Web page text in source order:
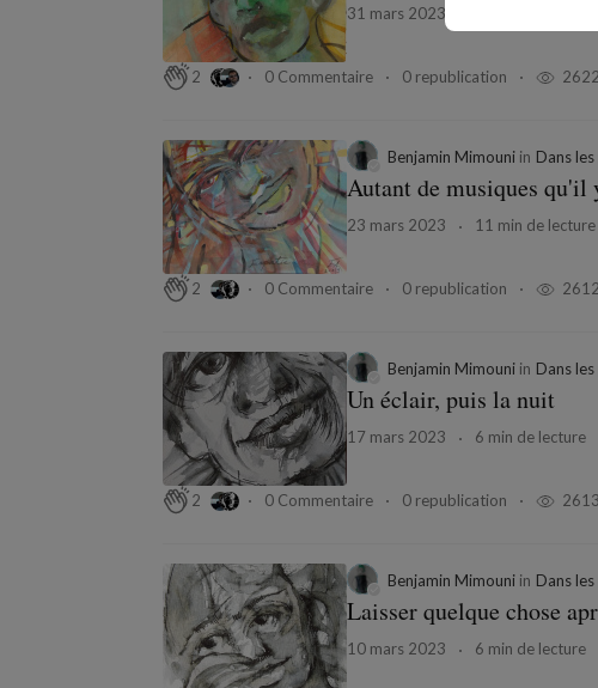
31 mars 2023
2 0 Commentaire 0 republication
Benjamin Mimouni in Dans
Autant de musiques qu'il
23 mars 2023 11 min de lecture
2 0 Commentaire 0 republication
Benjamin Mimouni in Dans
Un éclair, puis la nuit
17 mars 2023 6 min de lecture
2 0 Commentaire 0 republication
Benjamin Mimouni in Dans
Laisser quelque chose
10 mars 2023 6 min de lecture